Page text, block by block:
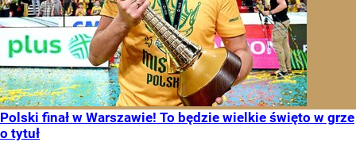
Polski finał w Warszawie! To będzie wielkie święto w grze
o tytuł